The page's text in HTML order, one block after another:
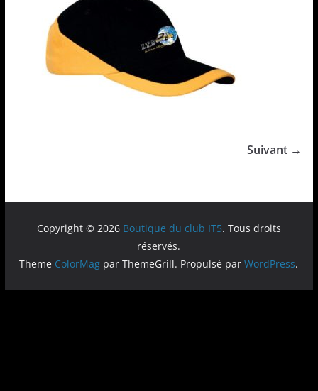
Suivant →
Copyright © 2026 Boutique du club IT5. Tous droits
réservés.
Theme ColorMag par ThemeGrill. Propulsé parWordPress.